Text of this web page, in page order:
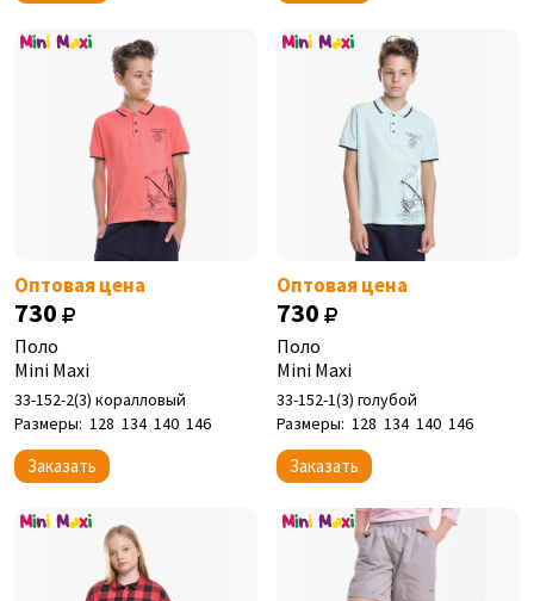
Оптовая цена
730
Поло
Mini Maxi
33-152-2(3) коралловый
Размеры: 128 134 140 146
Заказать
Оптовая цена
730
Поло
Mini Maxi
33-152-1(3) голубой
Размеры: 128 134 140 146
Заказать